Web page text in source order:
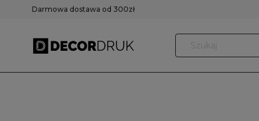
Darmowa dostawa od 300zł